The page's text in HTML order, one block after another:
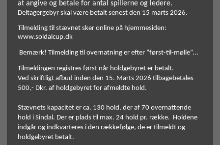
Deltagergebyr skal være betalt senest den 15 marts 2026.
Tilmelding til stævnet sker online på hjemmesiden:
www.soldalcup.dk
Bemærk! Tilmelding til overnatning er efter ”først-til-mølle”...
Tilmeldingen registres først når holdgebyret er betalt.
Ved skriftligt afbud inden den 15. Marts 2026 tilbagebetales
500,- Dkr. af holdgebyret for afmeldte hold.
Stævnets kapacitet er ca. 130 hold, der af 70 overnattende
hold i Sindal. Der er plads til max. 24 hold pr. række.  Holdene
indgår og indkvarteres i den rækkefølge, de er tilmeldt og
holdgebyret betalt.